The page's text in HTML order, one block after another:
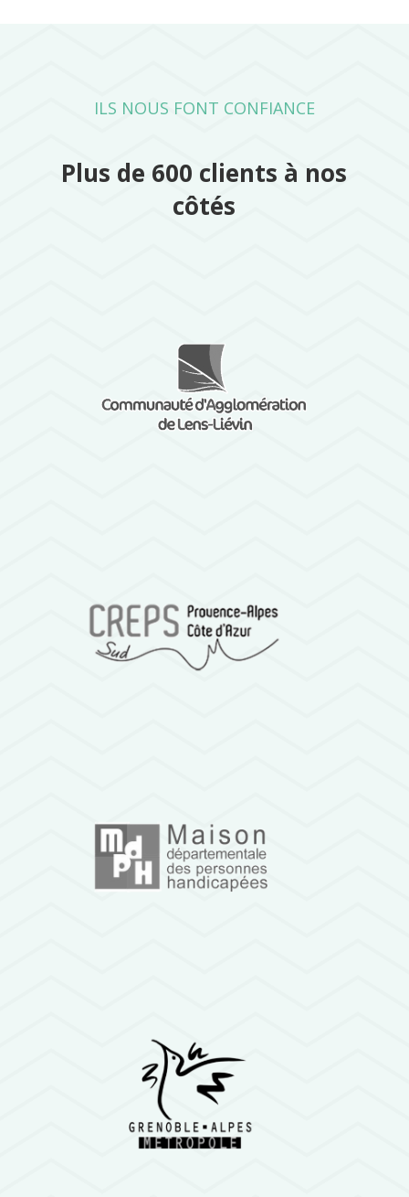
ILS NOUS FONT CONFIANCE
Plus de 600 clients à nos
côtés